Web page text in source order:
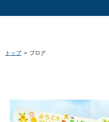
トップ > ブログ